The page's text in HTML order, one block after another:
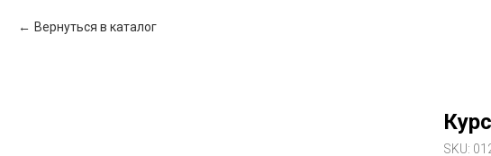
Вернуться в каталог
SKU: